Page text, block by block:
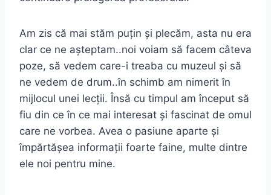
Am zis că mai stăm puțin și plecăm, asta nu era
clar ce ne așteptam..noi voiam să facem câteva
poze, să vedem care-i treaba cu muzeul și să
ne vedem de drum..în schimb am nimerit în
mijlocul unei lecții. Însă cu timpul am început să
fiu din ce în ce mai interesat și fascinat de omul
care ne vorbea. Avea o pasiune aparte și
împărtășea informații foarte faine, multe dintre
ele noi pentru mine.